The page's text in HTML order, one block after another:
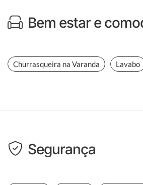
Bem estar e
Churrasqueira na Varanda Lavabo
Segurança